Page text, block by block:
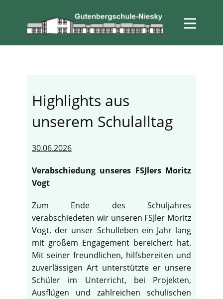
Highlights aus
unserem Schulalltag
30.06.2026
Verabschiedung unseres FSJlers Moritz
Vogt
Zum Ende des Schuljahres
verabschiedeten wir unseren FSJler Moritz
Vogt, der unser Schulleben ein Jahr lang
mit großem Engagement bereichert hat.
Mit seiner freundlichen, hilfsbereiten und
zuverlässigen Art unterstützte er unsere
Schüler im Unterricht, bei Projekten,
Ausflügen und zahlreichen schulischen